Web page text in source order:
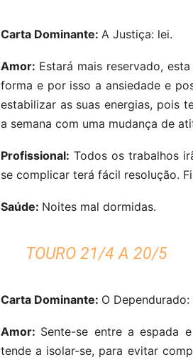
Carta Dominante: A Justiça: lei.
Amor: Estará mais reservado,
forma e por isso a ansiedade e
estabilizar as suas energias, pois
a semana com uma mudança de
Profissional: Todos os trabalhos
se complicar terá fácil resolução.
Saúde: Noites mal dormidas.
TOURO 21/4 A 20/5
Carta Dominante: O Dependurado:
Amor: Sente-se entre a espada
tende a isolar-se, para evitar